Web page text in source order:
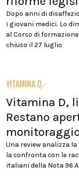
Dopo anni di
i giovani medici. Lo
al Corso di
chiuso il 27 luglio
VITAMINA D
Vitamina D,
Restano
Una review analizza
la confronta con le
italiani della Nota 96